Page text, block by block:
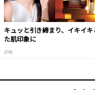
キュッと引き締まり、イキイキ
た肌印象に
(PR)